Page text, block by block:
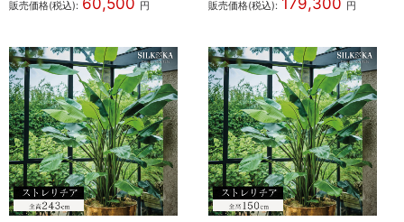
販売価格(税込): 円 販売価格(税込): 円